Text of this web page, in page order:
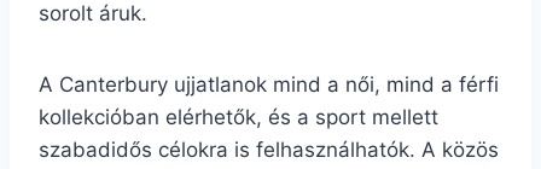
sorolt áruk.
A Canterbury ujjatlanok mind a női, mind a férfi
kollekcióban elérhetők, és a sport mellett
szabadidős célokra is felhasználhatók. A közös